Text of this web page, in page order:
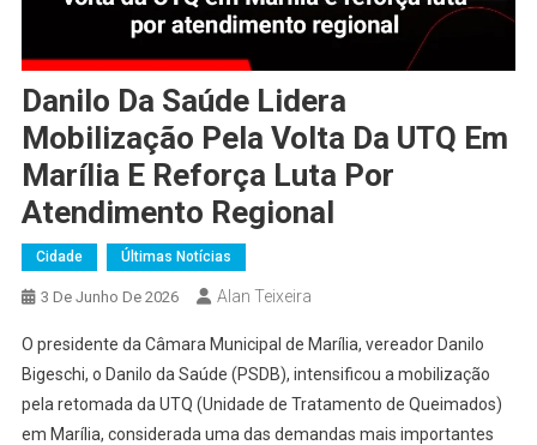
Danilo Da Saúde Lidera
Mobilização Pela Volta Da UTQ Em
Marília E Reforça Luta Por
Atendimento Regional
Cidade Últimas Notícias
3 De Junho De 2026 Alan Teixeira
O presidente da Câmara Municipal de Marília, vereador Danilo
Bigeschi, o Danilo da Saúde (PSDB), intensificou a mobilização
pela retomada da UTQ (Unidade de Tratamento de Queimados)
em Marília, considerada uma das demandas mais importantes